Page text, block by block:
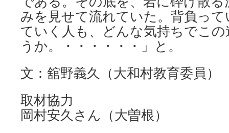
みを見せて流れていた。背負っ
ていく人も、どんな気持ちでこ
うか。・・・・・・」と。
文：舘野義久（大和村教育委員）
取材協力
岡村安久さん（大曽根）